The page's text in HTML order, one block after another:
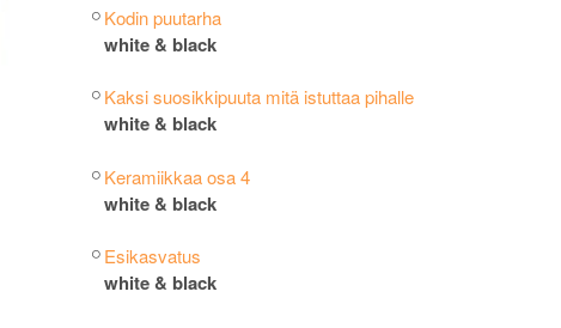
Kodin puutarha
white & black
Kaksi suosikkipuuta mitä istuttaa pihalle
white & black
Keramiikkaa osa 4
white & black
Esikasvatus
white & black